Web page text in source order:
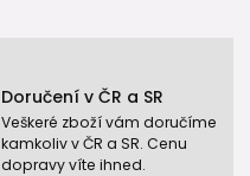
Doručení v ČR a SR
Veškeré zboží vám doručíme
kamkoliv v ČR a SR. Cenu
dopravy víte ihned.